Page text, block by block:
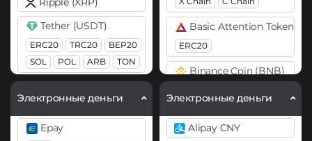
Tether (USDT)
ERC20 TRC20
BEP20
SOL
POL ARB TON
ERC20
Электронные деньги
Epay
Basic Attention Token
ERC20
Binance Coin (BNB)
Bitcoin (BTC)
BTC BEP20
Электронные деньги
Alipay CNY